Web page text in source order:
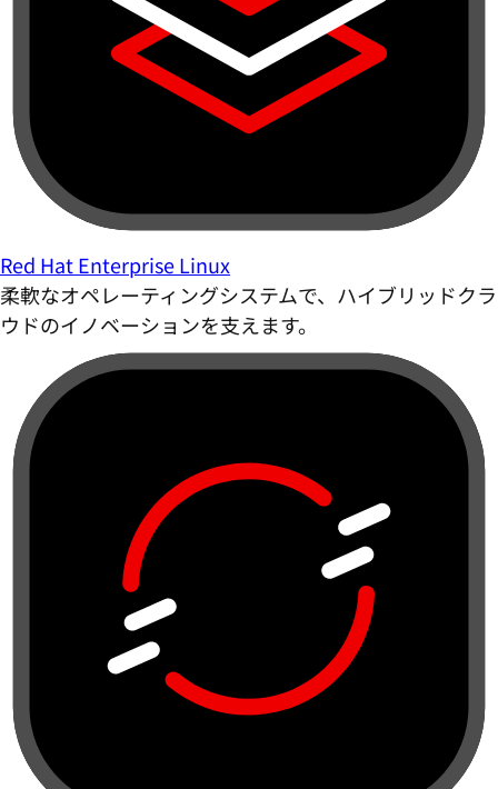
Red Hat Enterprise Linux
柔軟なオペレーティングシステムで、ハイブリッドクラ
ウドのイノベーションを支えます。